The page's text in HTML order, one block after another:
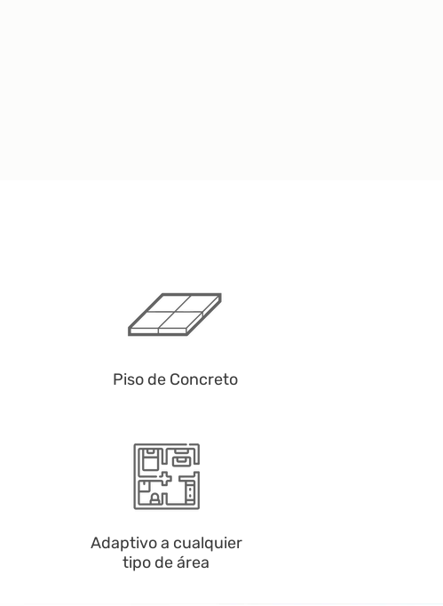
Piso de Concreto
Adaptivo a cualquier
tipo de área